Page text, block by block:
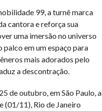
99, a turnê marca
cantora e reforça sua
uma imersão no universo
em um espaço para
mais adorados pelo
a descontração.
de outubro, em São Paulo, a
(01/11), Rio de Janeiro